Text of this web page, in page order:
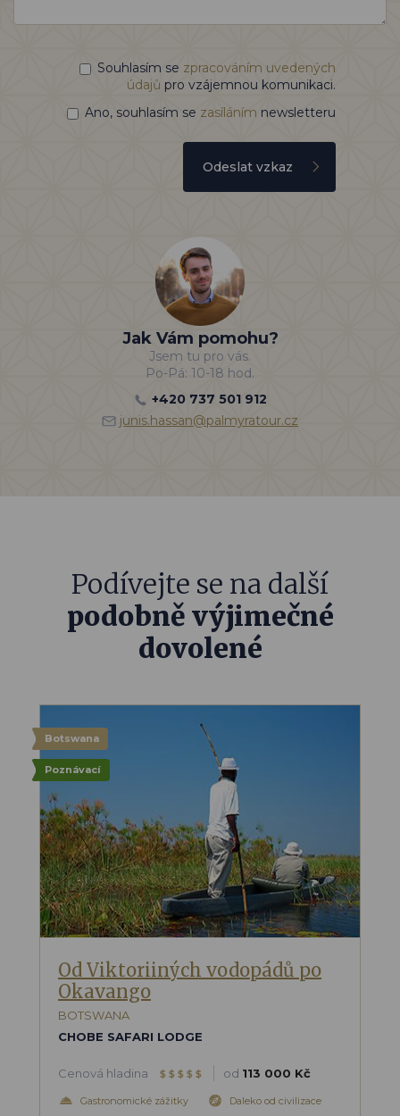
Souhlasím se zpracováním uvedených
údajů pro vzájemnou komunikaci.
Ano, souhlasím se zasíláním newsletteru
Odeslat vzkaz
Jak Vám pomohu?
Jsem tu pro vás.
Po-Pá: 10-18 hod.
+420 737 501 912
junis.hassan@palmyratour.cz
Podívejte se na další
podobně výjimečné
dovolené
Botswana
Poznávací
Od Viktoriiných vodopádů po
Okavango
BOTSWANA
CHOBE SAFARI LODGE
Cenová hladina $ $ $ $ $ od 113 000 Kč
Gastronomické zážitky
Daleko od civilizace